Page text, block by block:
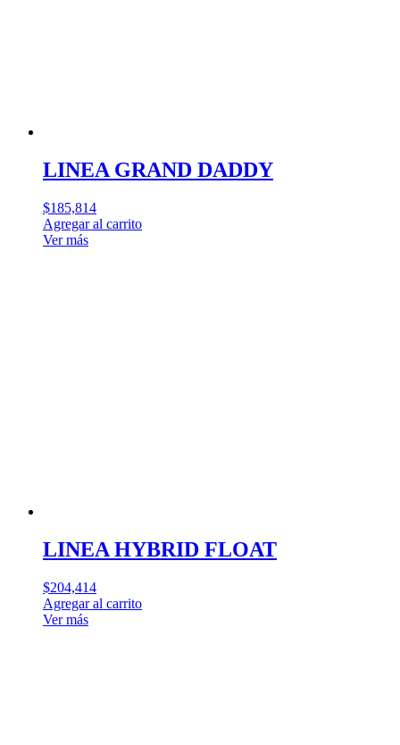
LINEA GRAND DADDY
$185,814
Agregar al carrito
Ver más
LINEA HYBRID FLOAT
$204,414
Agregar al carrito
Ver más